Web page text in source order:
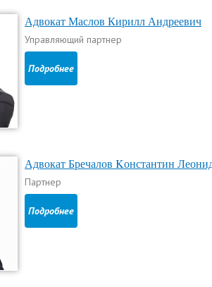
Адвокат Маслов Кирилл Андреевич
Управляющий партнер
Подробнее
Адвокат Бречалов Kонстантин
Партнер
Подробнее